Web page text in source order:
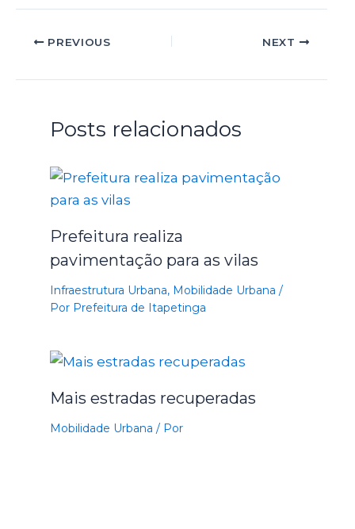
PREVIOUS NEXT
Posts relacionados
Prefeitura realiza
pavimentação para as vilas
Infraestrutura Urbana, Mobilidade Urbana /
Por Prefeitura de Itapetinga
Mais estradas recuperadas
Mobilidade Urbana / Por